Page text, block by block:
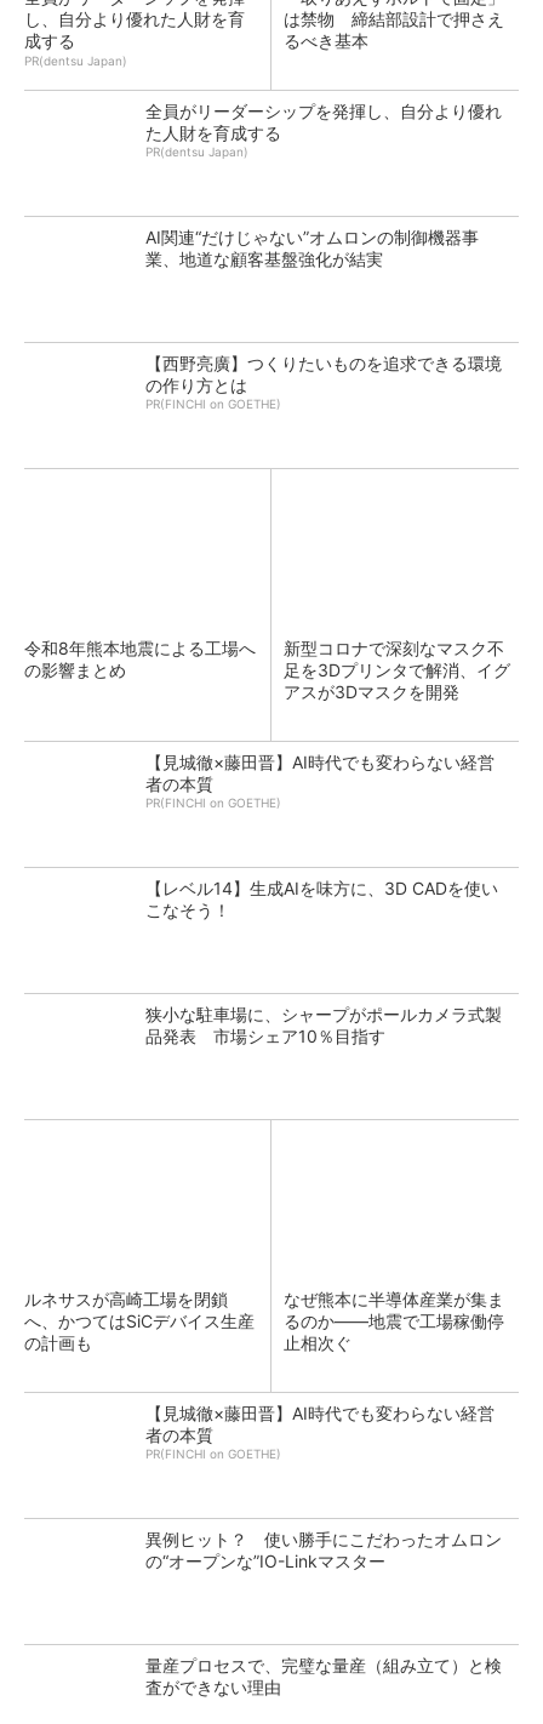
し、自分より優れた人財を育
成する
PR(dentsu Japan)
は禁物 締結部設計で押さえ
るべき基本
全員がリーダーシップを発揮し、自分より優れ
た人財を育成する
PR(dentsu Japan)
AI関連“だけじゃない”オムロンの制御機器事
業、地道な顧客基盤強化が結実
【西野亮廣】つくりたいものを追求できる環境
の作り方とは
PR(FINCHI on GOETHE)
令和8年熊本地震による工場へ
の影響まとめ
新型コロナで深刻なマスク不
足を3Dプリンタで解消、イグ
アスが3Dマスクを開発
【見城徹×藤田晋】AI時代でも変わらない経営
者の本質
PR(FINCHI on GOETHE)
【レベル14】生成AIを味方に、3D CADを使い
こなそう！
狭小な駐車場に、シャープがポールカメラ式製
品発表 市場シェア10％目指す
ルネサスが高崎工場を閉鎖
へ、かつてはSiCデバイス生産
の計画も
なぜ熊本に半導体産業が集ま
るのか――地震で工場稼働停
止相次ぐ
【見城徹×藤田晋】AI時代でも変わらない経営
者の本質
PR(FINCHI on GOETHE)
異例ヒット？ 使い勝手にこだわったオムロン
の“オープンな”IO-Linkマスター
量産プロセスで、完璧な量産（組み立て）と検
査ができない理由